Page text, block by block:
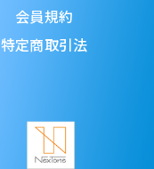
会員規約
特定商取引法